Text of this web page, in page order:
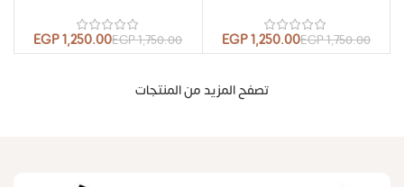
1,750.00
EGP
1,250.00
EGP
1,750.00
EGP
1,250.00
EGP
تصفح المزيد من المنتجات